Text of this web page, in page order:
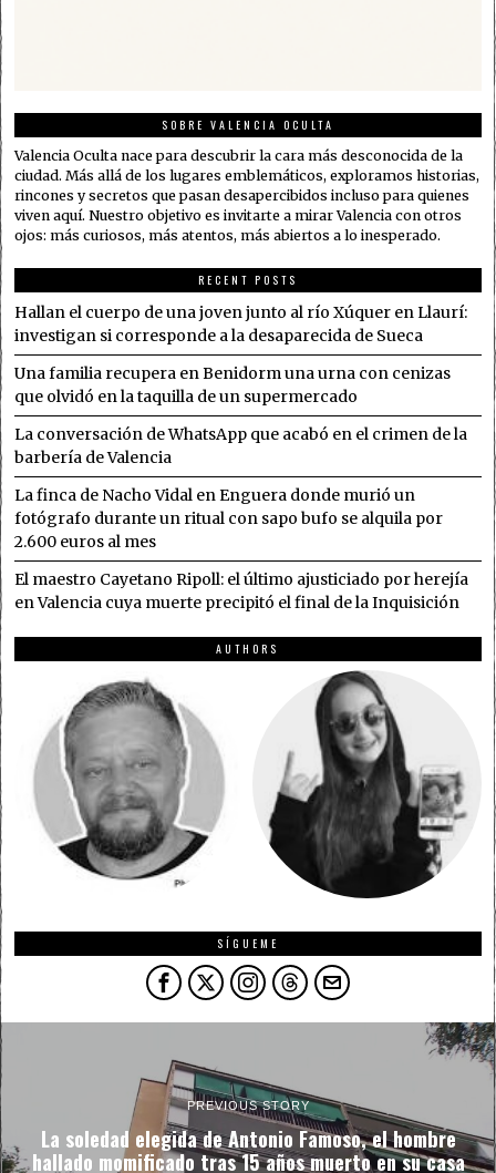
SOBRE VALENCIA OCULTA
Valencia Oculta nace para descubrir la cara más desconocida de la
ciudad. Más allá de los lugares emblemáticos, exploramos historias,
rincones y secretos que pasan desapercibidos incluso para quienes
viven aquí. Nuestro objetivo es invitarte a mirar Valencia con otros
ojos: más curiosos, más atentos, más abiertos a lo inesperado.
RECENT POSTS
Hallan el cuerpo de una joven junto al río Xúquer en Llaurí:
investigan si corresponde a la desaparecida de Sueca
Una familia recupera en Benidorm una urna con cenizas
que olvidó en la taquilla de un supermercado
La conversación de WhatsApp que acabó en el crimen de la
barbería de Valencia
La finca de Nacho Vidal en Enguera donde murió un
fotógrafo durante un ritual con sapo bufo se alquila por
2.600 euros al mes
El maestro Cayetano Ripoll: el último ajusticiado por herejía
en Valencia cuya muerte precipitó el final de la Inquisición
AUTHORS
SÍGUEME
PREVIOUS STORY
La soledad elegida de Antonio Famoso, el hombre
hallado momificado tras 15 años muerto en su casa